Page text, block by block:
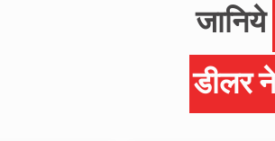
जानिये
डीलर